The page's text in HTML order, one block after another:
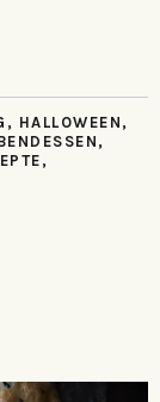
, HALLOWEEN ,
,
,